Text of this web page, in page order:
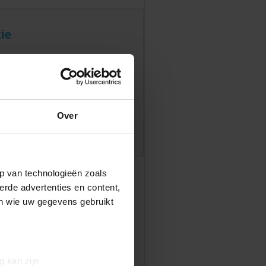
Over
van technologieën zoals
advertenties en content,
wie uw gegevens gebruikt
kan zijn
chalet te selecteren in de tabel bij